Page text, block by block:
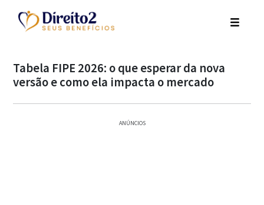
Tabela FIPE 2026: o que esperar da nova
versão e como ela impacta o mercado
ANÚNCIOS